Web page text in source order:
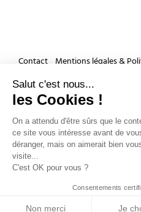
Salut c'est nous...
les Cookies !
On a attendu d'être sûrs que le
ce site vous intéresse avant de
déranger, mais on aimerait bien
visite...
C'est OK pour vous ?
Consentements
Non merci Je
Contact Mentions légales &
Et si nous parlions de votre